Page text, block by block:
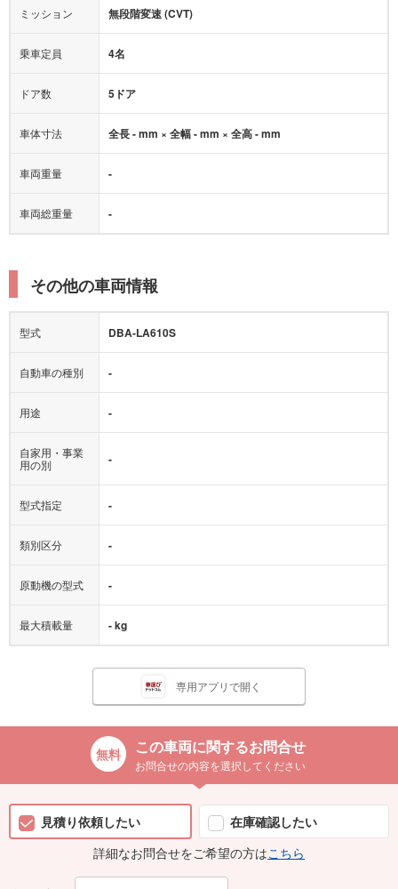
オートマチックハイビーム
ミッション 無段階変速 (CVT)
乗車定員 4名
ドア数 5ドア
車体寸法 全長 - mm × 全幅 - mm × 全高 - mm
車両重量 -
車両総重量 -
その他の車両情報
型式 DBA-LA610S
自動車の種別 -
用途 -
自家用・事業
用の別
-
型式指定 -
類別区分 -
原動機の型式 -
最大積載量 - kg
専用アプリで開く
この車両に関するお問合せ
お問合せの内容を選択してください
見積り依頼したい
在庫確認したい
詳細なお問合せをご希望の方はこちら